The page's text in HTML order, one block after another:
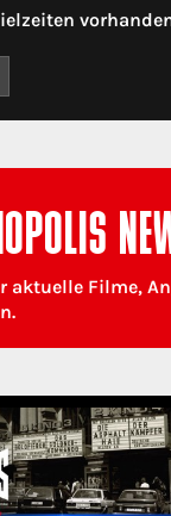
aktuelle Filme,